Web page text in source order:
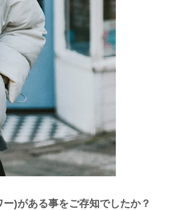
)がある事をご存知でしたか？